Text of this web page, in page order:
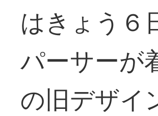
はきょう６
パーサーが
の旧デザイ